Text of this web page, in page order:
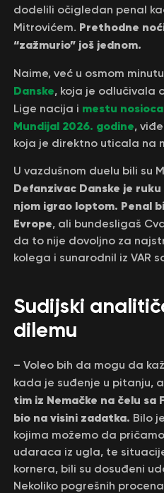
dodelili očigledan penal
Mitrovićem. Prethodne
“zažmurio” još jednom.
Naime, već u osmom minutu
Danske, koja je odlučivala
Lige nacija i mestu
Mundijal 2026. godine,
koja je direktno uticala na
U vazdušnom duelu bili su
Defanzivac Danske je
njom igrao loptom. Penal
Evrope, ali bundesligaš
da to nije dovoljno za
kolega i sunarodnil iz VAR
Sudijski
dilemu
– Voleo bih da mogu da
kada je suđenje u pitanju,
tim iz Nemačke na čelu sa
bio na visini zadatka. Bilo
kojima možemo da
udaraca iz ugla, te
kornera, bili su dosuđeni
Nekoliko pogrešnih